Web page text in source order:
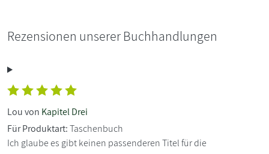
Rezensionen unserer Buchhandlungen
Lou von Kapitel Drei
Für Produktart:Taschenbuch
Ich glaube es gibt keinen passenderen Titel für die